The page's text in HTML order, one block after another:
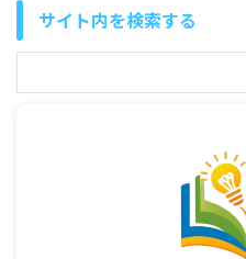
サイト内を検索する